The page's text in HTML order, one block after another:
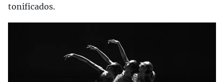
tonificados.